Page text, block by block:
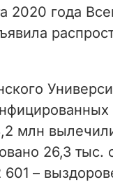
2020 года
млн
26,3 тыс.
–